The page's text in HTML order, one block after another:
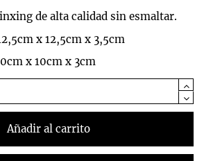
de alta calidad sin esmaltar.
x 12,5cm x 3,5cm
x 10cm x 3cm
Añadir al carrito